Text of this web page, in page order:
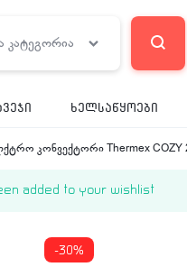
კატეგორია
ხელსაწყოები
კონვექტორი Thermex COZY
added to your wishlist
-30%